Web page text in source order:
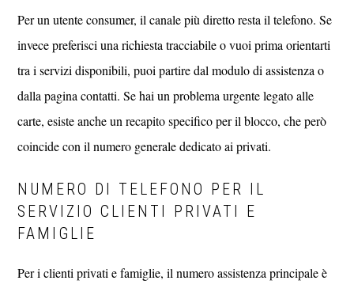
Per un utente consumer, il canale più diretto resta il telefono. Se
invece preferisci una richiesta tracciabile o vuoi prima orientarti
tra i servizi disponibili, puoi partire dal modulo di assistenza o
dalla pagina contatti. Se hai un problema urgente legato alle
carte, esiste anche un recapito specifico per il blocco, che però
coincide con il numero generale dedicato ai privati.
NUMERO DI TELEFONO PER IL
SERVIZIO CLIENTI PRIVATI E
FAMIGLIE
Per i clienti privati e famiglie, il numero assistenza principale è